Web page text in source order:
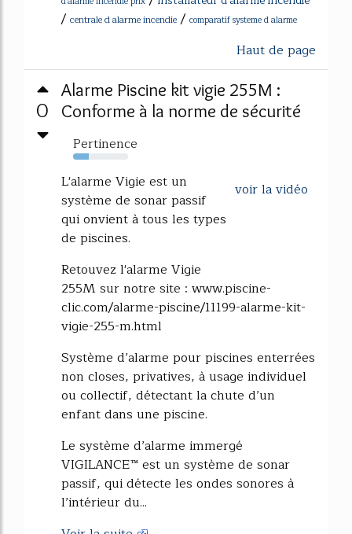
/ centrale d alarme incendie / comparatif systeme d alarme
Haut de page
0
Alarme Piscine kit vigie 255M :
Conforme à la norme de sécurité
Pertinence
29%
voir la vidéo
L'alarme Vigie est un
système de sonar passif
qui onvient à tous les types
de piscines.
Retouvez l'alarme Vigie
255M sur notre site : www.piscine-
clic.com/alarme-piscine/11199-alarme-kit-
vigie-255-m.html
Système d’alarme pour piscines enterrées
non closes, privatives, à usage individuel
ou collectif, détectant la chute d’un
enfant dans une piscine.
Le système d’alarme immergé
VIGILANCE™ est un système de sonar
passif, qui détecte les ondes sonores à
l’intérieur du...